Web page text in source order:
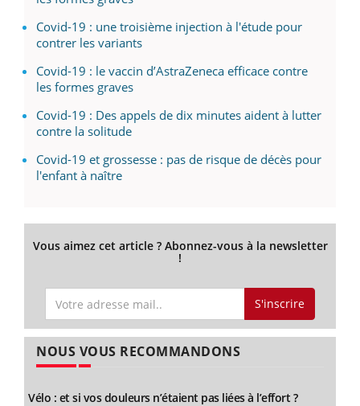
Covid-19 : une troisième injection à l'étude pour
contrer les variants
Covid-19 : le vaccin d’AstraZeneca efficace contre
les formes graves
Covid-19 : Des appels de dix minutes aident à lutter
contre la solitude
Covid-19 et grossesse : pas de risque de décès pour
l'enfant à naître
Vous aimez cet article ? Abonnez-vous à la newsletter
!
S'inscrire
NOUS VOUS RECOMMANDONS
Vélo : et si vos douleurs n’étaient pas liées à l’effort ?